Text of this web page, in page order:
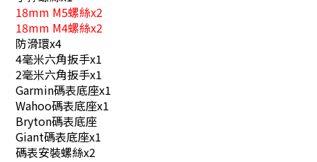
18mm M5螺絲x2
18mm M4螺絲x2
防滑環x4
4毫米六角扳手x1
2毫米六角扳手x1
Garmin碼表底座x1
Wahoo碼表底座x1
Bryton碼表底座
Giant碼表底座x1
碼表安裝螺絲x2